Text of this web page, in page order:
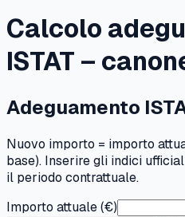
Calcolo
ISTAT –
Adeguamento
Nuovo importo = importo
base). Inserire gli indici
il periodo contrattuale.
Importo attuale (€)